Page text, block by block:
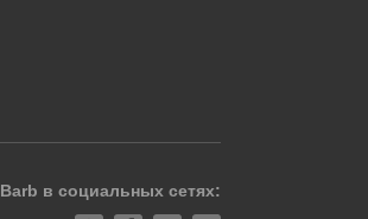
Barb в социальных сетях: